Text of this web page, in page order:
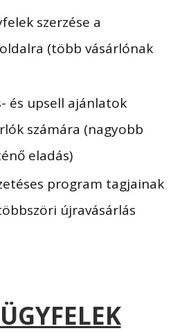
szerzése a
(több vásárlónak
és upsell ajánlatok
számára (nagyobb
eladás)
program tagjainak
újravásárlás